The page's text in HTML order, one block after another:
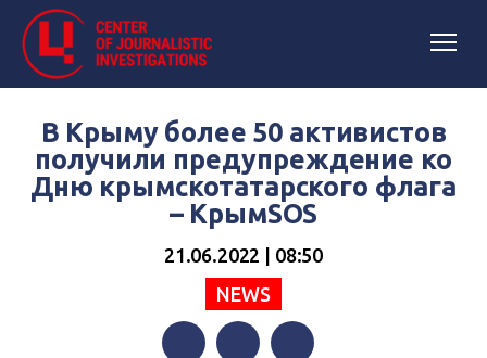
В Крыму более 50 активистов
получили предупреждение ко
Дню крымскотатарского флага
– КрымSOS
21.06.2022 | 08:50
NEWS